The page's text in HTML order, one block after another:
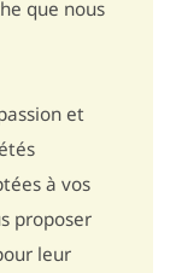
farineuse / BC
que nous
et
à vos
proposer
leur